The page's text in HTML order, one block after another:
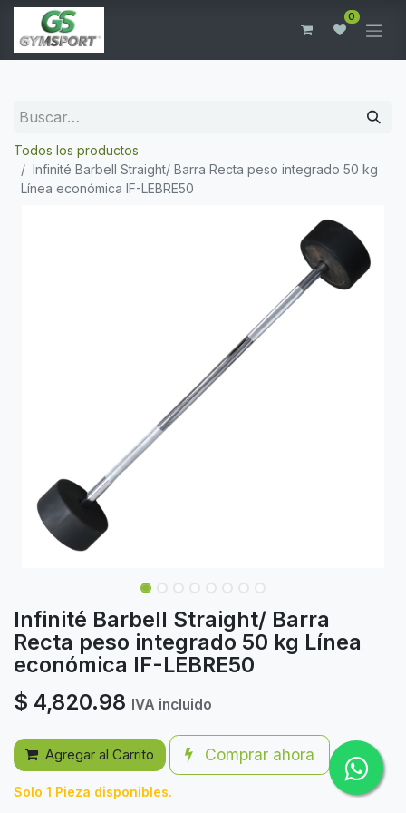
0
Todos los productos
Infinité Barbell Straight/ Barra Recta peso integrado 50 kg
Línea económica IF-LEBRE50
Infinité Barbell Straight/ Barra
Recta peso integrado 50 kg Línea
económica IF-LEBRE50
$ 4,820.98 IVA incluido
Agregar al Carrito Comprar ahora
Solo 1 Pieza disponibles.